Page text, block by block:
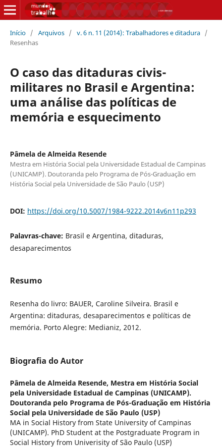
Início / Arquivos / v. 6 n. 11 (2014): Trabalhadores e ditadura /
Resenhas
O caso das ditaduras civis-
militares no Brasil e Argentina:
uma análise das políticas de
memória e esquecimento
Pâmela de Almeida Resende
Mestra em História Social pela Universidade Estadual de Campinas
(UNICAMP). Doutoranda pelo Programa de Pós-Graduação em
História Social pela Universidade de São Paulo (USP)
DOI: https://doi.org/10.5007/1984-9222.2014v6n11p293
Palavras-chave: Brasil e Argentina, ditaduras,
desaparecimentos
Resumo
Resenha do livro: BAUER, Caroline Silveira. Brasil e
Argentina: ditaduras, desaparecimentos e políticas de
memória. Porto Alegre: Medianiz, 2012.
Biografia do Autor
Pâmela de Almeida Resende, Mestra em História Social
pela Universidade Estadual de Campinas (UNICAMP).
Doutoranda pelo Programa de Pós-Graduação em História
Social pela Universidade de São Paulo (USP)
MA in Social History from State University of Campinas
(UNICAMP). PhD Student at the Postgraduate Program in
Social History from Univerisity of São Paulo (USP)